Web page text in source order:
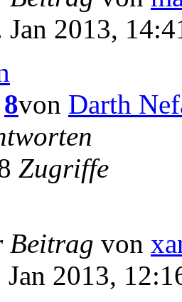
Jan 2013,
8von Darth
Zugriffe
Beitrag von
2013,